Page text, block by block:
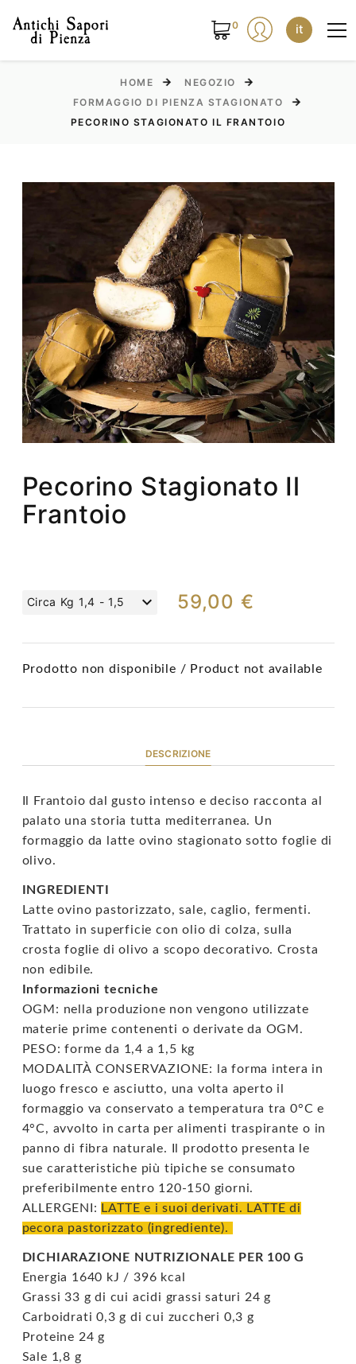
0 it
HOME
NEGOZIO
FORMAGGIO DI PIENZA STAGIONATO
PECORINO STAGIONATO IL FRANTOIO
Pecorino Stagionato Il
Frantoio
Circa Kg 1,4 - 1,5 59,00 €
Prodotto non disponibile / Product not available
DESCRIZIONE
Il Frantoio dal gusto intenso e deciso racconta al
palato una storia tutta mediterranea. Un
formaggio da latte ovino stagionato sotto foglie di
olivo.
INGREDIENTI
Latte ovino pastorizzato, sale, caglio, fermenti.
Trattato in superficie con olio di colza, sulla
crosta foglie di olivo a scopo decorativo. Crosta
non edibile.
Informazioni tecniche
OGM: nella produzione non vengono utilizzate
materie prime contenenti o derivate da OGM.
PESO: forme da 1,4 a 1,5 kg
MODALITÀ CONSERVAZIONE: la forma intera in
luogo fresco e asciutto, una volta aperto il
formaggio va conservato a temperatura tra 0°C e
4°C, avvolto in carta per alimenti traspirante o in
panno di fibra naturale. Il prodotto presenta le
sue caratteristiche più tipiche se consumato
preferibilmente entro 120-150 giorni.
ALLERGENI: LATTE e i suoi derivati. LATTE di
pecora pastorizzato (ingrediente).
DICHIARAZIONE NUTRIZIONALE PER 100 G
Energia 1640 kJ / 396 kcal
Grassi 33 g di cui acidi grassi saturi 24 g
Carboidrati 0,3 g di cui zuccheri 0,3 g
Proteine 24 g
Sale 1,8 g